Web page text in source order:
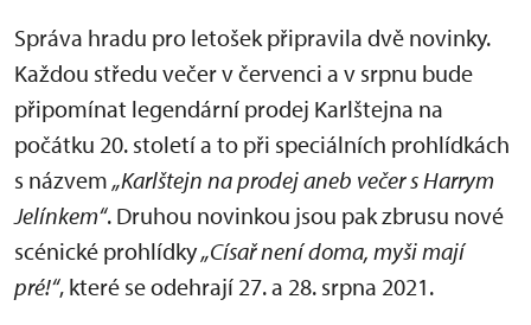
Správa hradu pro letošek připravila dvě novinky.
Každou středu večer v červenci a v srpnu bude
připomínat legendární prodej Karlštejna na
počátku 20. století a to při speciálních prohlídkách
s názvem „Karlštejn na prodej aneb večer s Harrym
Jelínkem“. Druhou novinkou jsou pak zbrusu nové
scénické prohlídky„Císař není doma, myši mají
pré!“, které se odehrají 27. a 28. srpna 2021.